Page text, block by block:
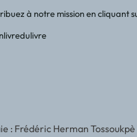
à notre mission en cliquant
: Frédéric Herman